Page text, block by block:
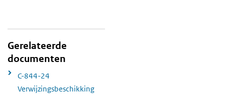
Gerelateerde
documenten
C-844-24
Verwijzingsbeschikking